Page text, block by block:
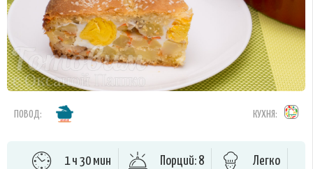
ПОВОД: КУХНЯ:
1 ч 30 мин Порций: 8 Легко